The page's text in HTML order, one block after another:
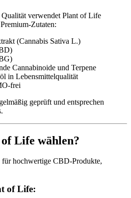
verwendet Plant of Life
Zutaten:
(Cannabis Sativa L.)
Cannabinoide und Terpene
in Lebensmittelqualität
frei
geprüft und entsprechen
Life wählen?
hochwertige CBD-Produkte,
of Life: